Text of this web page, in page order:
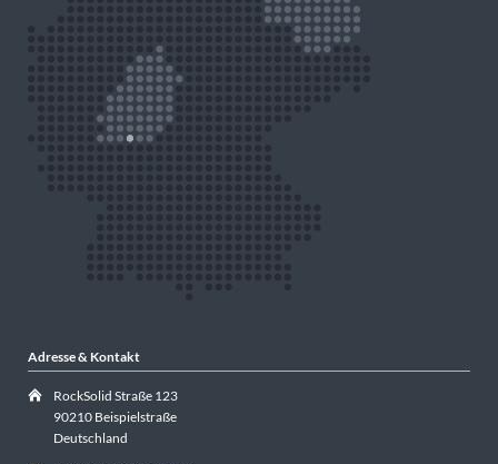
Adresse & Kontakt
RockSolid Straße 123
90210 Beispielstraße
Deutschland